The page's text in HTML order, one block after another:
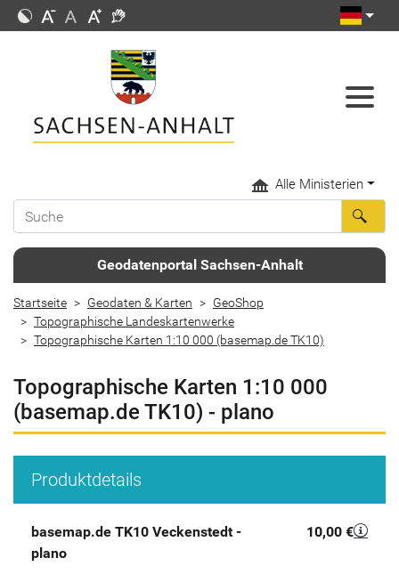
Alle Ministerien
Geodatenportal Sachsen-Anhalt
Startseite Geodaten & Karten
GeoShop
Topographische Landeskartenwerke
Topographische Karten 1:10 000 (basemap.de TK10)
Topographische Karten 1:10 000
(basemap.de TK10) - plano
Produktdetails
basemap.de TK10 Veckenstedt -
plano
10,00 €